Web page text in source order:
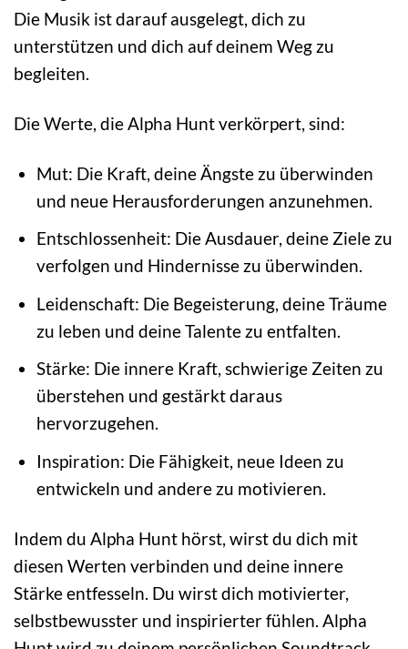
Die Musik ist darauf ausgelegt, dich zu
unterstützen und dich auf deinem Weg zu
begleiten.
Die Werte, die Alpha Hunt verkörpert, sind:
Mut: Die Kraft, deine Ängste zu überwinden
und neue Herausforderungen anzunehmen.
Entschlossenheit: Die Ausdauer, deine Ziele zu
verfolgen und Hindernisse zu überwinden.
Leidenschaft: Die Begeisterung, deine Träume
zu leben und deine Talente zu entfalten.
Stärke: Die innere Kraft, schwierige Zeiten zu
überstehen und gestärkt daraus
hervorzugehen.
Inspiration: Die Fähigkeit, neue Ideen zu
entwickeln und andere zu motivieren.
Indem du Alpha Hunt hörst, wirst du dich mit
diesen Werten verbinden und deine innere
Stärke entfesseln. Du wirst dich motivierter,
selbstbewusster und inspirierter fühlen. Alpha